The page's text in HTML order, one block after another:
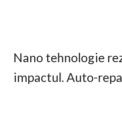
Nano tehnologie
impactul. Auto-